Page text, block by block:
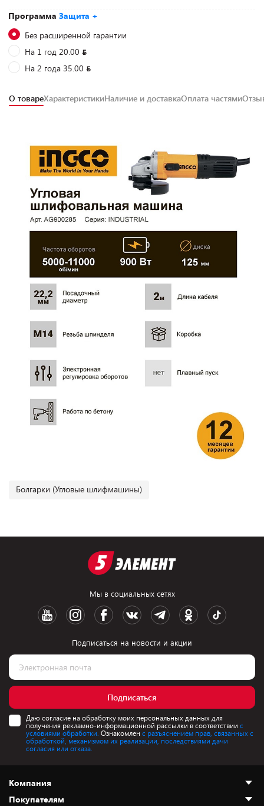
Программа Защита +
Без расширенной гарантии
На 1 год 20.00
На 2 года 35.00
О товареХарактеристикиНаличие и доставкаОплата частями
Болгарки (Угловые шлифмашины)
Мы в социальных сетях
Подписаться на новости и акции
Подписаться
Даю согласие на обработку моих персональных данных для
получения рекламно-информационной рассылки в соответствии с
условиями обработки. Ознакомлен с разъяснением прав, связанных с
обработкой, механизмом их реализации, последствиями дачи
согласия или отказа.
Компания
Покупателям